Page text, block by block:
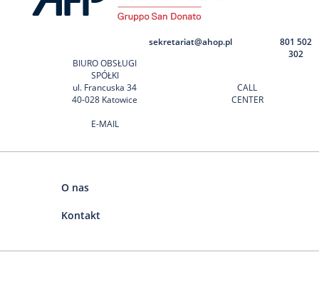
BIURO OBSŁUGI
SPÓŁKI
ul. Francuska 34
40-028 Katowice
E-MAIL
sekretariat@ahop.pl
CALL
CENTER
801 502
302
O nas
Kontakt